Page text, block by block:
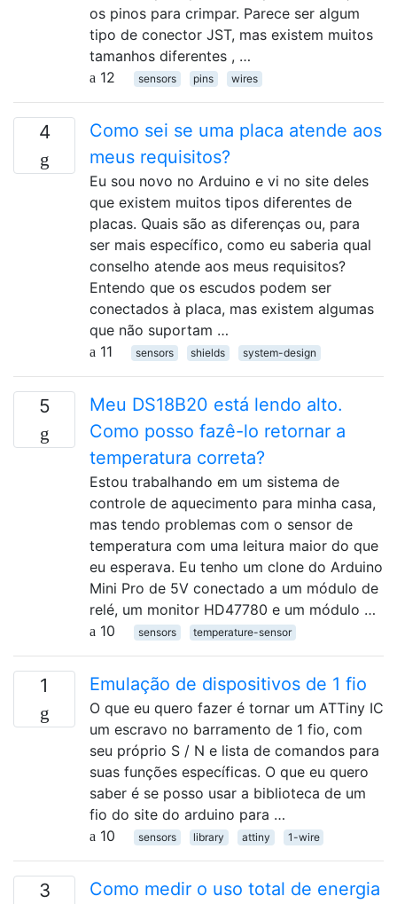
os pinos para crimpar. Parece ser algum
tipo de conector JST, mas existem muitos
tamanhos diferentes , …
12
sensors pins wires
4
Como sei se uma placa atende aos
meus requisitos?
Eu sou novo no Arduino e vi no site deles
que existem muitos tipos diferentes de
placas. Quais são as diferenças ou, para
ser mais específico, como eu saberia qual
conselho atende aos meus requisitos?
Entendo que os escudos podem ser
conectados à placa, mas existem algumas
que não suportam …
11
sensors shields system-design
5
Meu DS18B20 está lendo alto.
Como posso fazê-lo retornar a
temperatura correta?
Estou trabalhando em um sistema de
controle de aquecimento para minha casa,
mas tendo problemas com o sensor de
temperatura com uma leitura maior do que
eu esperava. Eu tenho um clone do Arduino
Mini Pro de 5V conectado a um módulo de
relé, um monitor HD47780 e um módulo …
10
sensors temperature-sensor
1 Emulação de dispositivos de 1 fio
O que eu quero fazer é tornar um ATTiny IC
um escravo no barramento de 1 fio, com
seu próprio S / N e lista de comandos para
suas funções específicas. O que eu quero
saber é se posso usar a biblioteca de um
fio do site do arduino para …
10
sensors library attiny 1-wire
3 Como medir o uso total de energia